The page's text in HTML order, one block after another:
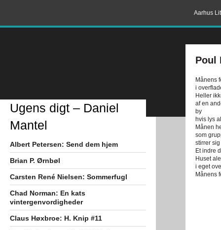
Aarhus
Poul
Månens
i
Heller
af en
by
hvis lys
Månen
som
stirrer
Et indre
Huset
i eget
Månens
Ugens digt – Daniel
Mantel
Albert Petersen: Send dem hjem
Brian P. Ørnbøl
Carsten René Nielsen: Sommerfugl
Chad Norman: En kats
vintergenvordigheder
Claus Høxbroe: H. Knip #11